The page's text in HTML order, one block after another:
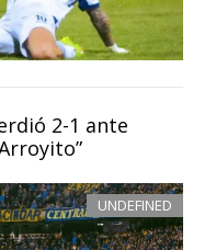
2-1 ante
UNDEFINED